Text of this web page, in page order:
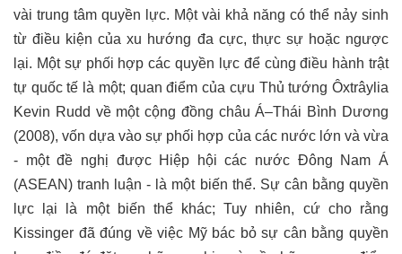
vài trung tâm quyền lực. Một vài khả năng có thể nảy sinh
từ điều kiện của xu hướng đa cực, thực sự hoặc ngược
lại. Một sự phối hợp các quyền lực để cùng điều hành trật
tự quốc tế là một; quan điểm của cựu Thủ tướng Ôxtrâylia
Kevin Rudd về một cộng đồng châu Á–Thái Bình Dương
(2008), vốn dựa vào sự phối hợp của các nước lớn và vừa
- một đề nghị được Hiệp hội các nước Đông Nam Á
(ASEAN) tranh luận - là một biến thể. Sự cân bằng quyền
lực lại là một biến thể khác; Tuy nhiên, cứ cho rằng
Kissinger đã đúng về việc Mỹ bác bỏ sự cân bằng quyền